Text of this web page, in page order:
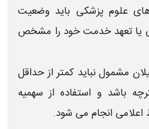
علوم پزشکی باید وضعیت
یا تعهد خدمت خود را مشخص
مشمول نباید کمتر از حداقل
باشد و استفاده از سهمیه
اعلامی انجام می‌ شود.